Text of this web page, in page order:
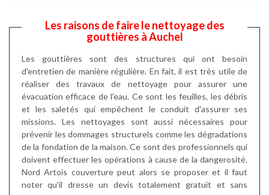
Les raisons de faire le nettoyage des
gouttières à Auchel
Les gouttières sont des structures qui ont besoin
d'entretien de manière régulière. En fait, il est très utile de
réaliser des travaux de nettoyage pour assurer une
évacuation efficace de l'eau. Ce sont les feuilles, les débris
et les saletés qui empêchent le conduit d'assurer ses
missions. Les nettoyages sont aussi nécessaires pour
prévenir les dommages structurels comme les dégradations
de la fondation de la maison. Ce sont des professionnels qui
doivent effectuer les opérations à cause de la dangerosité.
Nord Artois couverture peut alors se proposer et il faut
noter qu'il dresse un devis totalement gratuit et sans